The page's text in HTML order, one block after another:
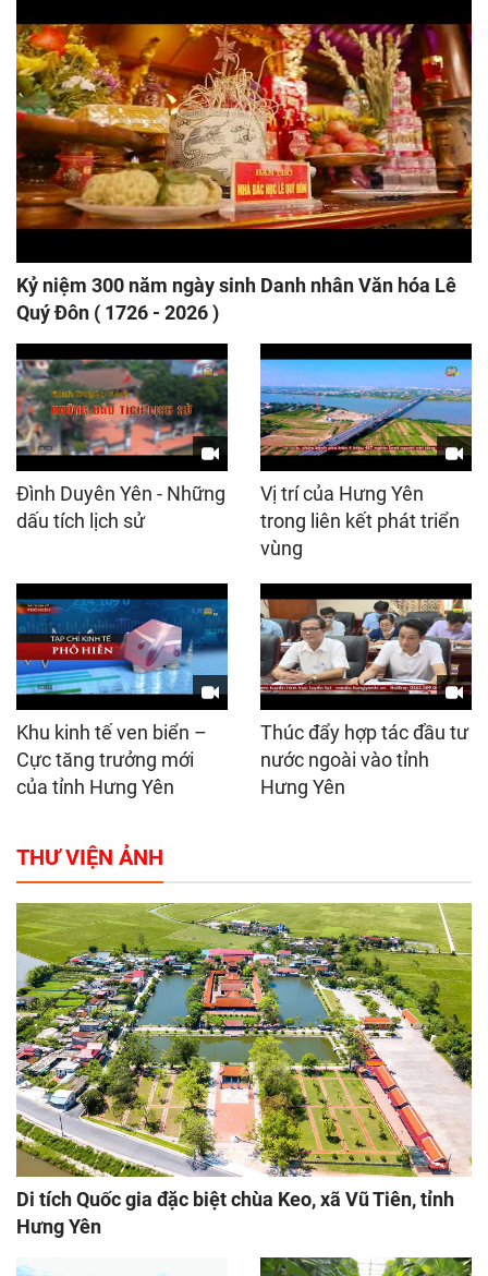
Kỷ niệm 300 năm ngày sinh Danh nhân Văn hóa Lê
Quý Đôn ( 1726 - 2026 )
Đình Duyên Yên - Những
dấu tích lịch sử
Vị trí của Hưng Yên
trong liên kết phát triển
vùng
Khu kinh tế ven biển –
Cực tăng trưởng mới
của tỉnh Hưng Yên
Thúc đẩy hợp tác đầu tư
nước ngoài vào tỉnh
Hưng Yên
THƯ VIỆN ẢNH
Di tích Quốc gia đặc biệt chùa Keo, xã Vũ Tiên, tỉnh
Hưng Yên